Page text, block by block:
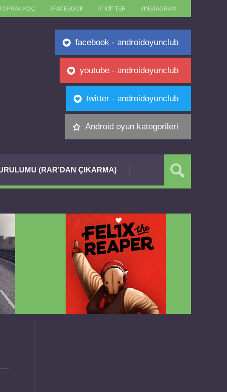
KOÇ //FACEBOOK //TWITTER //INSTAGRAM
facebook - androidoyunclub
youtube - androidoyunclub
twitter - androidoyunclub
Android oyun kategorileri
(RAR’DAN ÇIKARMA)